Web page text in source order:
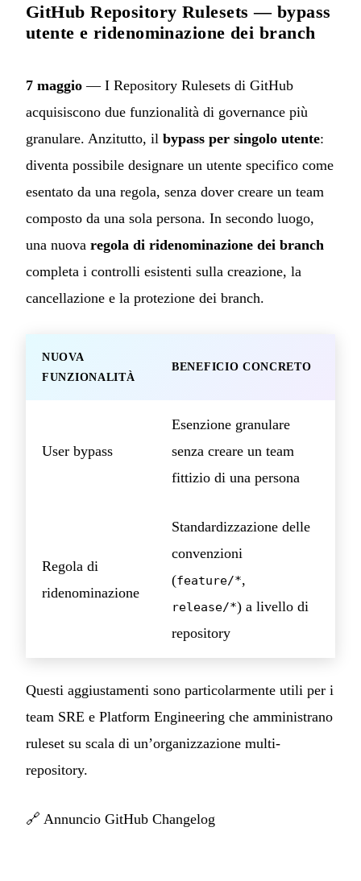
GitHub Repository Rulesets — bypass
utente e ridenominazione dei branch
7 maggio — I Repository Rulesets di GitHub
acquisiscono due funzionalità di governance più
granulare. Anzitutto, il bypass per singolo utente:
diventa possibile designare un utente specifico come
esentato da una regola, senza dover creare un team
composto da una sola persona. In secondo luogo,
una nuova regola di ridenominazione dei branch
completa i controlli esistenti sulla creazione, la
cancellazione e la protezione dei branch.
NUOVA
FUNZIONALITÀ
BENEFICIO CONCRETO
User bypass
Esenzione granulare
senza creare un team
fittizio di una persona
Regola di
ridenominazione
Standardizzazione delle
convenzioni
(feature/*,
release/*) a livello di
repository
Questi aggiustamenti sono particolarmente utili per i
team SRE e Platform Engineering che amministrano
ruleset su scala di un’organizzazione multi-
repository.
🔗 Annuncio GitHub Changelog